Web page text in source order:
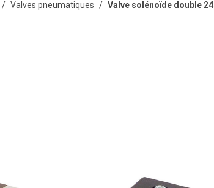
/ Valves pneumatiques / Valve solénoïde double